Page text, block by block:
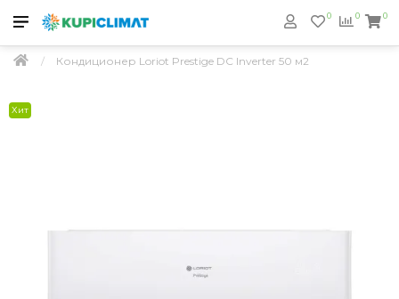
0
0 0
Кондиционер Loriot Prestige DC Inverter 50 м2
Хит